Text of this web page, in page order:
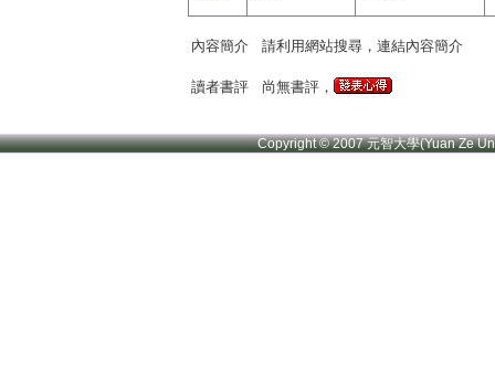
內容簡介 請利用網站搜尋，連結內容簡介
讀者書評 尚無書評，
Copyright © 2007 元智大學(Yuan Ze